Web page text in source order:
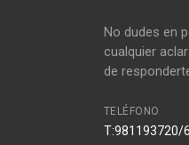
No dudes en
cualquier
de
TELÉFONO
T:981193720/